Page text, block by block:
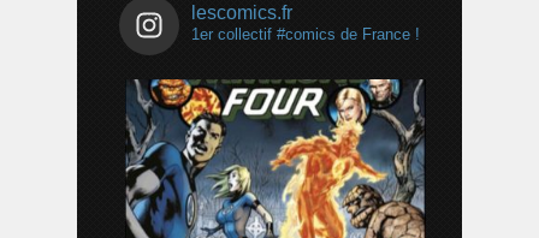
lescomics.fr
1er collectif #comics de France !